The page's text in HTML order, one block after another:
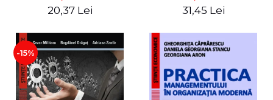
20,37 Lei 31,45 Lei
-15%